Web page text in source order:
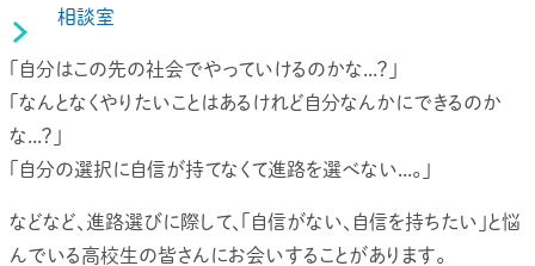
相談室
「自分はこの先の社会でやっていけるのかな...？」
「なんとなくやりたいことはあるけれど自分なんかにできるのか
な...？」
「自分の選択に自信が持てなくて進路を選べない...。」
などなど、進路選びに際して、「自信がない、自信を持ちたい」と悩
んでいる高校生の皆さんにお会いすることがあります。